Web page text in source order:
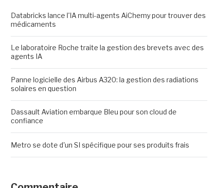
Databricks lance l'IA multi-agents AiChemy pour trouver des
médicaments
Le laboratoire Roche traite la gestion des brevets avec des
agents IA
Panne logicielle des Airbus A320: la gestion des radiations
solaires en question
Dassault Aviation embarque Bleu pour son cloud de
confiance
Metro se dote d'un SI spécifique pour ses produits frais